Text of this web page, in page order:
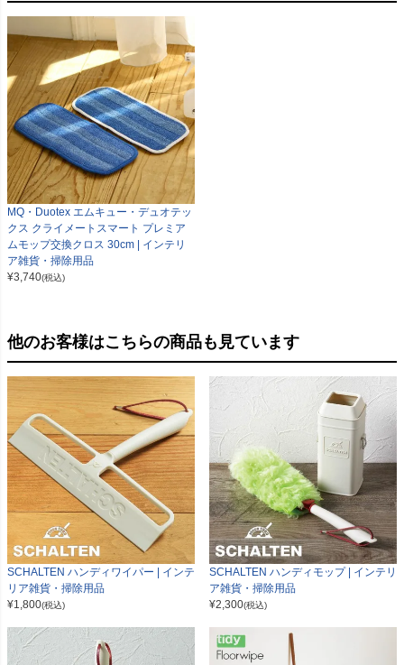
MQ・Duotex エムキュー・デュオテッ
クス クライメートスマート プレミア
ムモップ交換クロス 30cm | インテリ
ア雑貨・掃除用品
¥3,740(税込)
他のお客様はこちらの商品も見ています
SCHALTEN ハンディワイパー | インテ
リア雑貨・掃除用品
¥1,800(税込)
SCHALTEN ハンディモップ | インテリ
ア雑貨・掃除用品
¥2,300(税込)